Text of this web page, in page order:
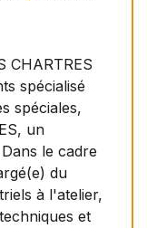
CHARTRES
spécialisé
spéciales,
un
le cadre
du
à l'atelier,
et